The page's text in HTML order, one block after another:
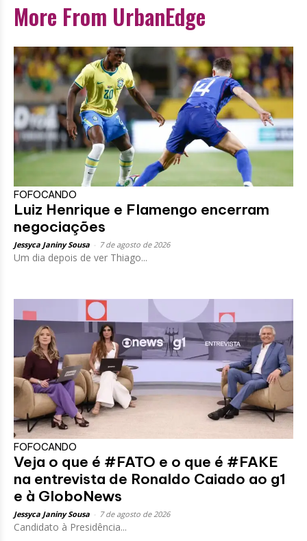
More From UrbanEdge
FOFOCANDO
Luiz Henrique e Flamengo encerram
negociações
Jessyca Janiny Sousa 7 de agosto de 2026
Um dia depois de ver Thiago...
FOFOCANDO
Veja o que é #FATO e o que é #FAKE
na entrevista de Ronaldo Caiado ao g1
e à GloboNews
Jessyca Janiny Sousa 7 de agosto de 2026
Candidato à Presidência...